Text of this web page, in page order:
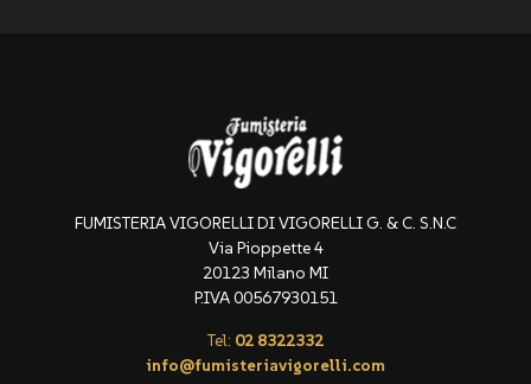
FUMISTERIA VIGORELLI DI VIGORELLI G. & C. S.N.C
Via Pioppette 4
20123 Milano MI
P.IVA 00567930151
Tel: 02 8322332
info@fumisteriavigorelli.com